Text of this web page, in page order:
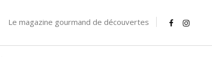
Le magazine gourmand de découvertes